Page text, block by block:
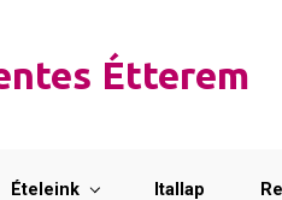
Étterem
Ételeink Itallap